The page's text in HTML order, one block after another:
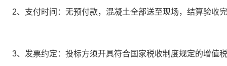
2、 支付时间： 无预付款，混凝土全部送至现场，结算验收
3、发票约定：投标方须开具符合国家税收制度规定的增值